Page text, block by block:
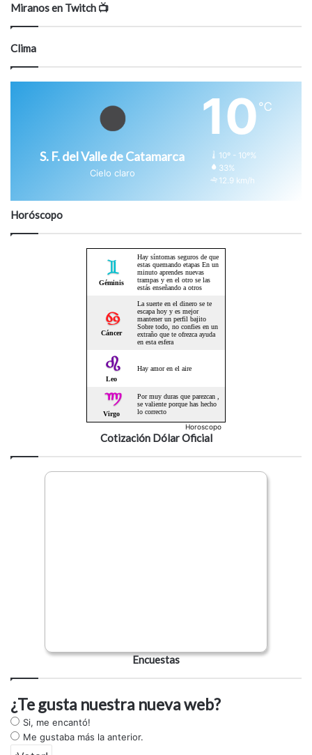
Miranos en Twitch 📺
Clima
S. F. del Valle de Catamarca
Cielo claro
10 ℃
10º - 10º%
33%
12.9 km/h
Horóscopo
Horoscopo
Cotización Dólar Oficial
Encuestas
¿Te gusta nuestra nueva web?
Si, me encantó!
Me gustaba más la anterior.